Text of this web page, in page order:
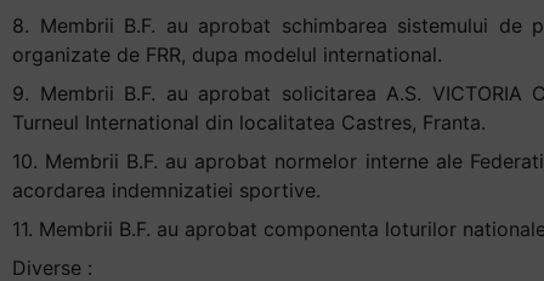
8. Membrii B.F. au aprobat schimbarea sistemului de
organizate de FRR, dupa modelul international.
9. Membrii B.F. au aprobat solicitarea A.S. VICTORIA
Turneul International din localitatea Castres, Franta.
10. Membrii B.F. au aprobat normelor interne ale
acordarea indemnizatiei sportive.
11. Membrii B.F. au aprobat componenta loturilor
Diverse :